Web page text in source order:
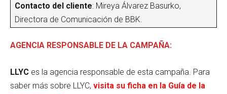
Contacto del cliente: Mireya Álvarez Basurko,
Directora de Comunicación de BBK.
AGENCIA RESPONSABLE DE LA CAMPAÑA:
LLYC es la agencia responsable de esta campaña. Para
saber más sobre LLYC, visita su ficha en la Guía de la